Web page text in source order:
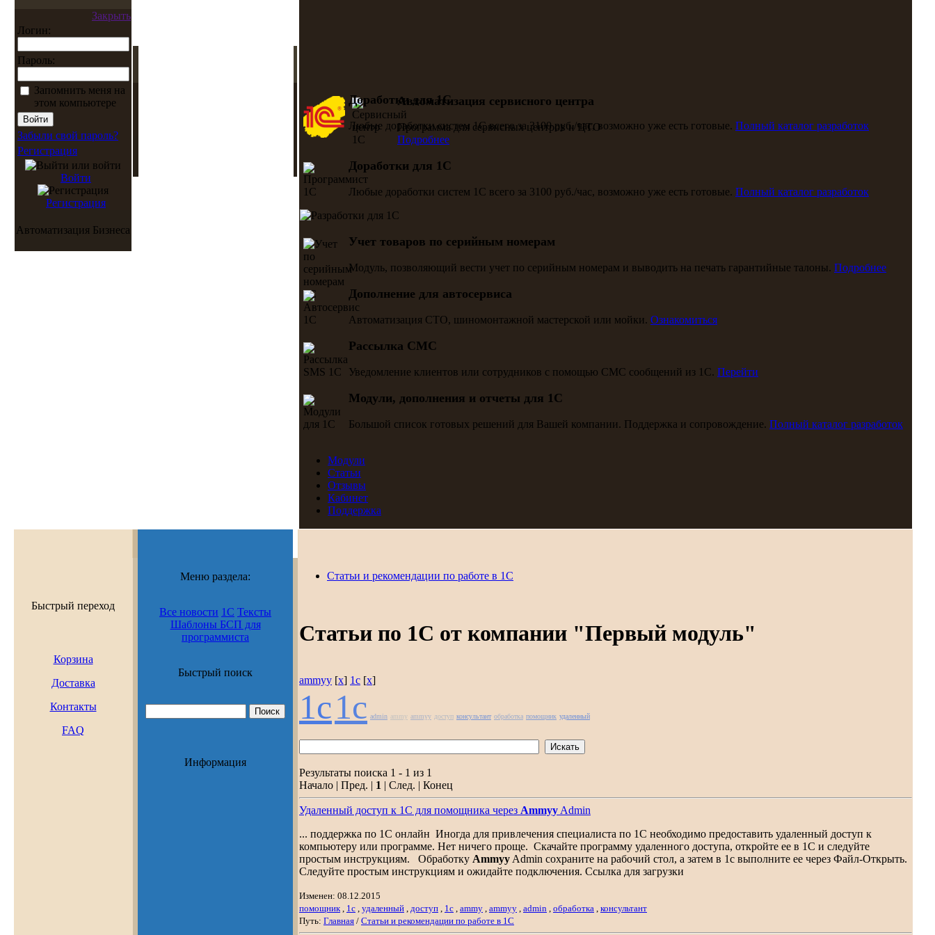
Закрыть
Логин:
Пароль:
Запомнить меня на
этом компьютере
Забыли свой пароль?
Регистрация
Войти
Регистрация
Автоматизация Бизнеса
Доработки для 1С
Любые доработки систем 1С всего за 3100 руб./час, возможно уже есть готовые. Полный каталог разработок
Автоматизация сервисного центра
Программа для сервисных центров и ЦТО
Подробнее
Доработки для 1С
Любые доработки систем 1С всего за 3100 руб./час, возможно уже есть готовые. Полный каталог разработок
Учет товаров по серийным номерам
Модуль, позволяющий вести учет по серийным номерам и выводить на печать гарантийные талоны. Подробнее
Дополнение для автосервиса
Автоматизация СТО, шиномонтажной мастерской или мойки. Ознакомиться
Рассылка СМС
Уведомление клиентов или сотрудников с помощью СМС сообщений из 1С. Перейти
Модули, дополнения и отчеты для 1С
Большой список готовых решений для Вашей компании. Поддержка и сопровождение. Полный каталог разработок
Модули
Статьи
Отзывы
Кабинет
Поддержка
Быстрый переход
Корзина
Доставка
Контакты
FAQ
Меню раздела:
Все новости 1С Тексты
Шаблоны БСП для
программиста
Быстрый поиск
Информация
Статьи и рекомендации по работе в 1С
Статьи по 1С от компании "Первый модуль"
ammyy [x] 1c [x]
1c1с admin ammy ammyy доступ консультант обработка помощник удаленный
Результаты поиска 1 - 1 из 1
Начало | Пред. | 1 | След. | Конец
Удаленный доступ к 1С для помощника через Ammyy Admin
... поддержка по 1С онлайн Иногда для привлечения специалиста по 1С необходимо предоставить удаленный доступ к
компьютеру или программе. Нет ничего проще. Скачайте программу удаленного доступа, откройте ее в 1С и следуйте
простым инструкциям. Обработку Ammyy Admin сохраните на рабочий стол, а затем в 1с выполните ее через Файл-Открыть.
Следуйте простым инструкциям и ожидайте подключения. Ссылка для загрузки
Изменен: 08.12.2015
помощник
1с удаленный доступ 1c ammy ammyy admin обработка
консультант
Путь: Главная / Статьи и рекомендации по работе в 1С